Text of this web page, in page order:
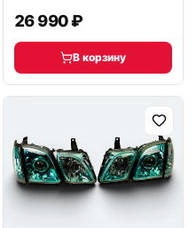
26 990 ₽
В корзину